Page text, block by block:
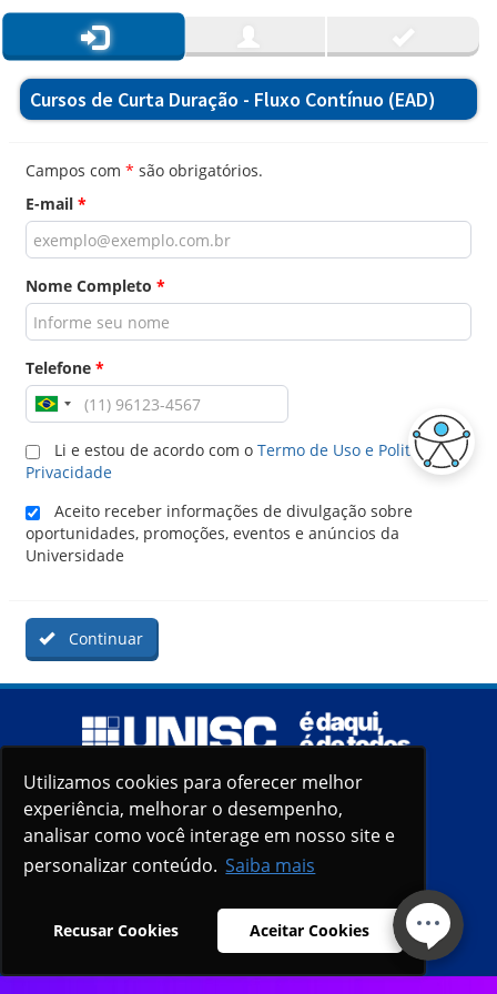
Utilizamos cookies para oferecer melhor
experiência, melhorar o desempenho,
analisar como você interage em nosso site e
personalizar conteúdo. Saiba mais
Recusar Cookies Aceitar Cookies
Utilizamos cookies para oferecer melhor
experiência, melhorar o desempenho,
analisar como você interage em nosso site e
personalizar conteúdo. Saiba mais
Recusar Cookies Aceitar Cookies
Cursos de Curta Duração - Fluxo Contínuo (EAD)
Campos com * são obrigatórios.
E-mail *
Nome Completo *
Telefone *
Li e estou de acordo com o Termo de Uso e Politica de
Privacidade
Aceito receber informações de divulgação sobre
oportunidades, promoções, eventos e anúncios da
Universidade
Continuar